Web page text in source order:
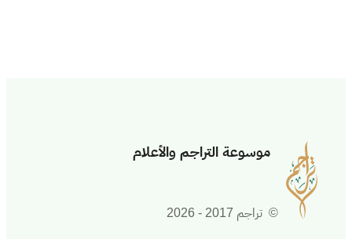
موسوعة التراجم والأعلام
© تراجم 2017 - 2026